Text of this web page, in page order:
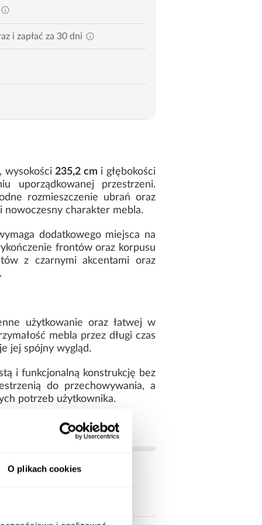
O plikach cookies
i zapłać za 30 dni
, wysokości235,2 cm i głębokości
uporządkowanej przestrzeni.
rozmieszczenie ubrań oraz
charakter mebla.
dodatkowego miejsca na
frontów oraz korpusu
z czarnymi akcentami oraz
użytkowanie oraz łatwej w
mebla przez długi czas
jej spójny wygląd.
i funkcjonalną konstrukcję bez
do przechowywania, a
potrzeb użytkownika.